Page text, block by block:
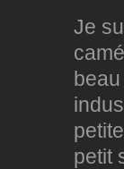
Je
petit